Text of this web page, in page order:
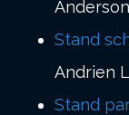
Stand
Andrien
Stand